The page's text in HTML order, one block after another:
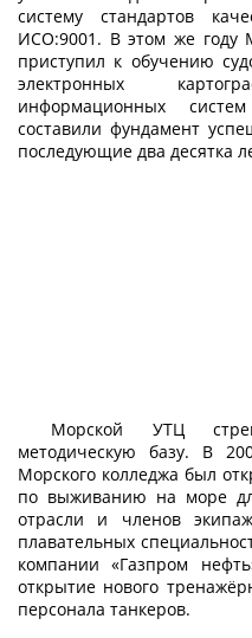
систему стандартов
ИСО:9001. В этом же году
приступил к обучению
электронных
информационных
составили фундамент
последующие два десятка
Морской УТЦ
методическую базу. В
Морского колледжа был
по выживанию на море
отрасли и членов
плавательных
компании «Газпром
открытие нового
персонала танкеров.